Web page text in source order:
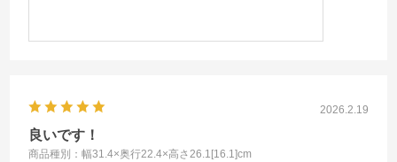
2026.2.19
良いです！
商品種別：幅31.4×奥行22.4×高さ26.1[16.1]cm